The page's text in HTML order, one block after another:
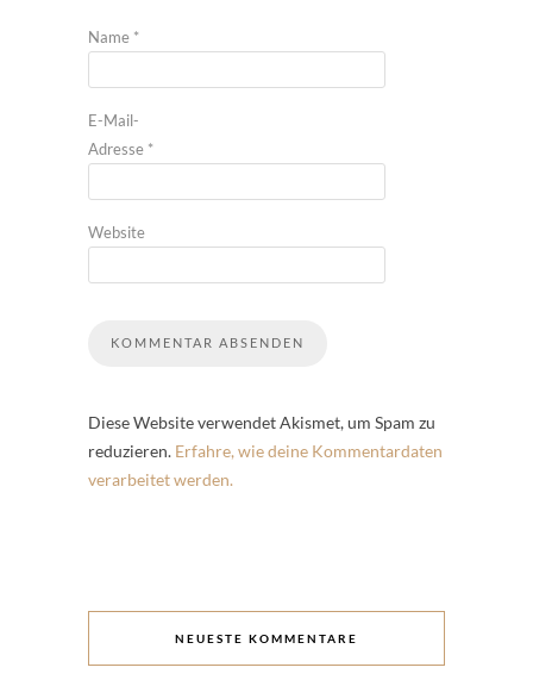
Name *
E-Mail-
Adresse *
Website
Diese Website verwendet Akismet, um Spam zu
reduzieren. Erfahre, wie deine Kommentardaten
verarbeitet werden.
NEUESTE KOMMENTARE